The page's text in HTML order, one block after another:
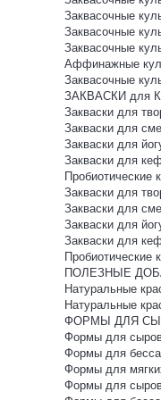
Заквасочные
Заквасочные
Заквасочные
Аффинажные
Заквасочные
ЗАКВАСКИ для
Закваски для
Закваски для
Закваски для
Закваски для
Пробиотические
Закваски для
Закваски для
Закваски для
Закваски для
Пробиотические
ПОЛЕЗНЫЕ
Натуральные
Натуральные
ФОРМЫ ДЛЯ
Формы для
Формы для
Формы для
Формы для